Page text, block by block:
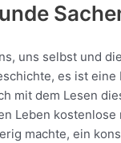
uns selbst und
es ist
mit dem Lesen
kostenlose
machte, ein